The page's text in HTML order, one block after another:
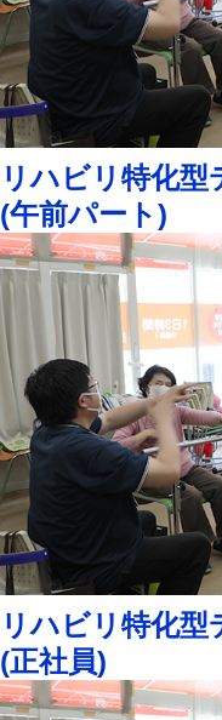
リハビリ特化
(午前パート)
リハビリ特化
(正社員)